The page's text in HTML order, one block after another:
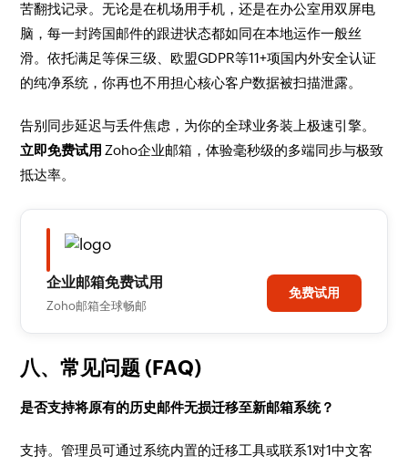
苦翻找记录。无论是在机场用手机，还是在办公室用双屏电
脑，每一封跨国邮件的跟进状态都如同在本地运作一般丝
滑。依托满足等保三级、欧盟GDPR等11+项国内外安全认证
的纯净系统，你再也不用担心核心客户数据被扫描泄露。
告别同步延迟与丢件焦虑，为你的全球业务装上极速引擎。
立即免费试用 Zoho企业邮箱，体验毫秒级的多端同步与极致
抵达率。
企业邮箱免费试用
Zoho邮箱全球畅邮
免费试用
八、常见问题 (FAQ)
是否支持将原有的历史邮件无损迁移至新邮箱系统？
支持。管理员可通过系统内置的迁移工具或联系1对1中文客